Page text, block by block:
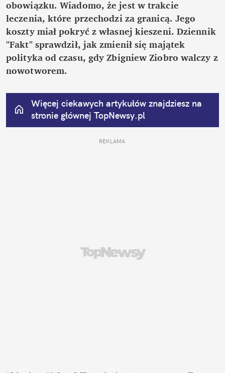
obowiązku. Wiadomo, że jest w trakcie
leczenia, które przechodzi za granicą. Jego
koszty miał pokryć z własnej kieszeni. Dziennik
"Fakt" sprawdził, jak zmienił się majątek
polityka od czasu, gdy Zbigniew Ziobro walczy z
nowotworem.
Więcej ciekawych artykułów znajdziesz na
stronie głównej TopNewsy.pl
REKLAMA